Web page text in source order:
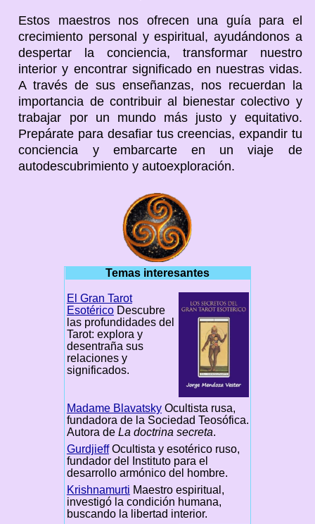
Estos maestros nos ofrecen una guía para el
crecimiento personal y espiritual, ayudándonos a
despertar la conciencia, transformar nuestro
interior y encontrar significado en nuestras vidas.
A través de sus enseñanzas, nos recuerdan la
importancia de contribuir al bienestar colectivo y
trabajar por un mundo más justo y equitativo.
Prepárate para desafiar tus creencias, expandir tu
conciencia y embarcarte en un viaje de
autodescubrimiento y autoexploración.
Temas interesantes
El Gran Tarot
EsotéricoDescubre
las profundidades del
Tarot: explora y
desentraña sus
relaciones y
significados.
Madame BlavatskyOcultista rusa,
fundadora de la Sociedad Teosófica.
Autora de La doctrina secreta.
GurdjieffOcultista y esotérico ruso,
fundador del Instituto para el
desarrollo armónico del hombre.
Krishnamurti Maestro espiritual,
investigó la condición humana,
buscando la libertad interior.